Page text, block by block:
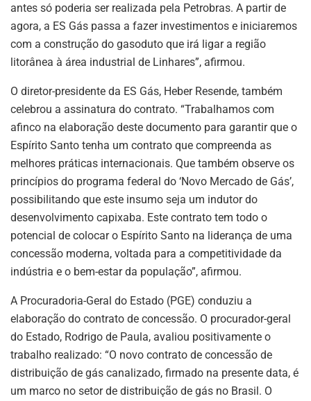
antes só poderia ser realizada pela Petrobras. A partir de
agora, a ES Gás passa a fazer investimentos e iniciaremos
com a construção do gasoduto que irá ligar a região
litorânea à área industrial de Linhares”, afirmou.
O diretor-presidente da ES Gás, Heber Resende, também
celebrou a assinatura do contrato. “Trabalhamos com
afinco na elaboração deste documento para garantir que o
Espírito Santo tenha um contrato que compreenda as
melhores práticas internacionais. Que também observe os
princípios do programa federal do ‘Novo Mercado de Gás’,
possibilitando que este insumo seja um indutor do
desenvolvimento capixaba. Este contrato tem todo o
potencial de colocar o Espírito Santo na liderança de uma
concessão moderna, voltada para a competitividade da
indústria e o bem-estar da população”, afirmou.
A Procuradoria-Geral do Estado (PGE) conduziu a
elaboração do contrato de concessão. O procurador-geral
do Estado, Rodrigo de Paula, avaliou positivamente o
trabalho realizado: “O novo contrato de concessão de
distribuição de gás canalizado, firmado na presente data, é
um marco no setor de distribuição de gás no Brasil. O